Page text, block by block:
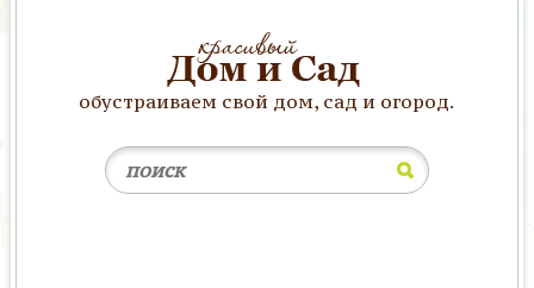
обустраиваем свой дом, сад и огород.